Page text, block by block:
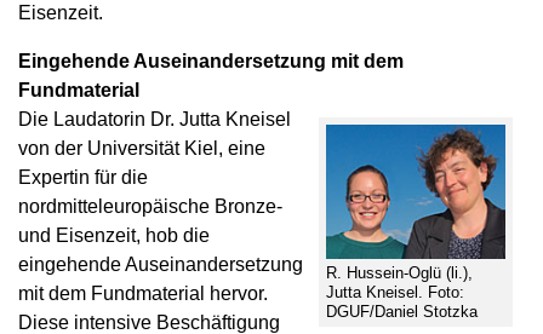
Eisenzeit.
Eingehende Auseinandersetzung mit dem
Fundmaterial
R. Hussein-Oglü (li.),
Jutta Kneisel. Foto:
DGUF/Daniel Stotzka
Die Laudatorin Dr. Jutta Kneisel
von der Universität Kiel, eine
Expertin für die
nordmitteleuropäische Bronze-
und Eisenzeit, hob die
eingehende Auseinandersetzung
mit dem Fundmaterial hervor.
Diese intensive Beschäftigung